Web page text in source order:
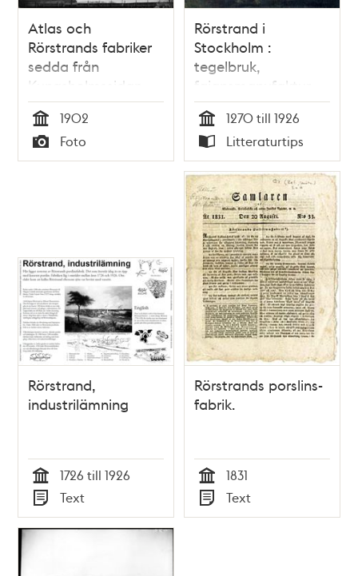
Atlas och
Rörstrands fabriker
sedda från
Kungsholmssidan
Tid
1902
Typ
Foto
Rörstrand i
Stockholm :
tegelbruk,
fajansmanufaktur
och keramisk
storindustri 1270-
1926 / Carl-Henrik
Ankarberg, Bengt
Nyström
Tid
1270 till 1926
Typ
Litteraturtips
Rörstrand,
industrilämning
Tid
1726 till 1926
Typ
Text
Rörstrands porslins-
fabrik.
Tid
1831
Typ
Text